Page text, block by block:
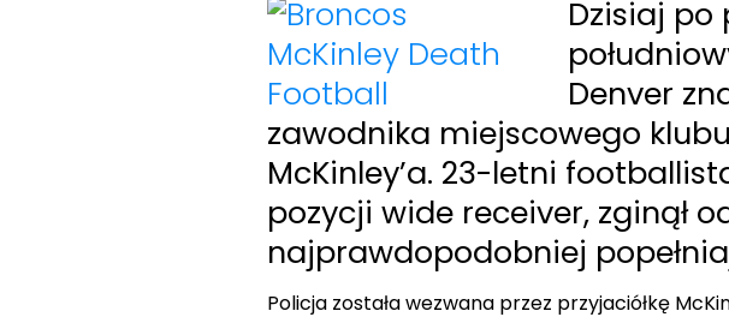
Dzisiaj po
Denver
zawodnika miejscowego
McKinley’a. 23-letni
pozycji wide receiver, zginął
najprawdopodobniej
Policja została wezwana przez przyjaciółkę